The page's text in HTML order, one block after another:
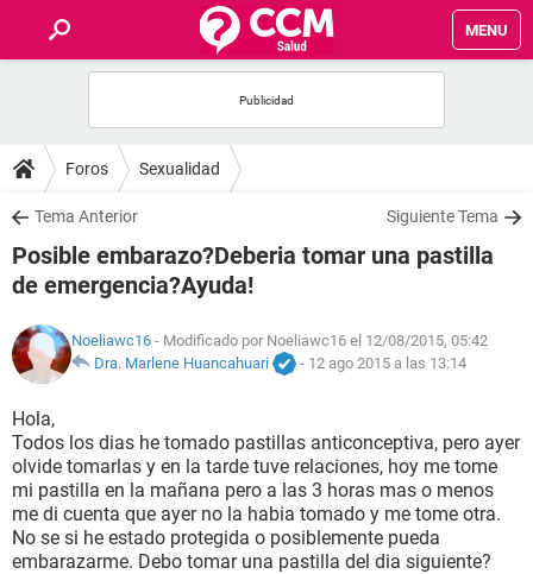
MENU
FOROS
SALUD
FAMILIA
NUTRICIÓN
SEXUALIDAD
GLOSARIO
Foros Sexualidad
Tema Anterior Siguiente Tema
Posible embarazo?Deberia tomar una pastilla
de emergencia?Ayuda!
Noeliawc16 - Modificado por Noeliawc16 el 12/08/2015, 05:42
Dra. Marlene Huancahuari
- 12 ago 2015 a las 13:14
Hola,
Todos los dias he tomado pastillas anticonceptiva, pero ayer
olvide tomarlas y en la tarde tuve relaciones, hoy me tome
mi pastilla en la mañana pero a las 3 horas mas o menos
me di cuenta que ayer no la habia tomado y me tome otra.
No se si he estado protegida o posiblemente pueda
embarazarme. Debo tomar una pastilla del dia siguiente?